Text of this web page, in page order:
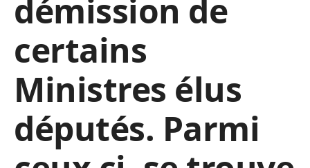
démission de
certains
Ministres élus
députés. Parmi